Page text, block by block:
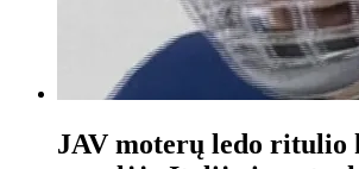
JAV moterų ledo ritulio